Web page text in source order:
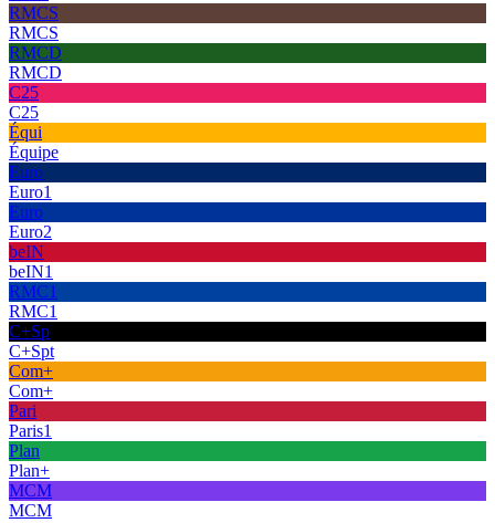
RMCS
RMCS
RMCD
RMCD
C25
C25
Équi
Équipe
Euro
Euro1
Euro
Euro2
beIN
beIN1
RMC1
RMC1
C+Sp
C+Spt
Com+
Com+
Pari
Paris1
Plan
Plan+
MCM
MCM